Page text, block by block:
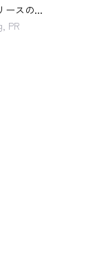
。おしぼり と ...